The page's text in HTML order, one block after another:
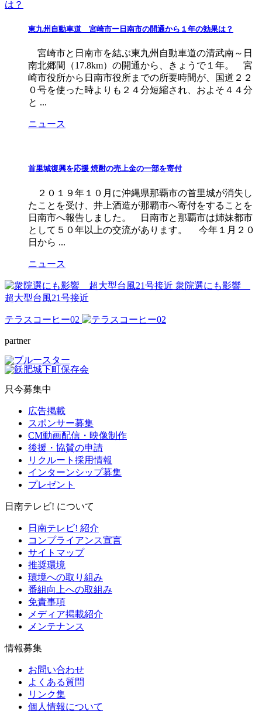
東九州自動車道 宮崎市ー日南市の開通から１年の効果は？
宮崎市と日南市を結ぶ東九州自動車道の清武南～日
南北郷間（17.8km）の開通から、きょうで１年。 宮
崎市役所から日南市役所までの所要時間が、国道２２
０号を使った時よりも２４分短縮され、およそ４４分
と ...
ニュース
首里城復興を応援 焼酎の売上金の一部を寄付
２０１９年１０月に沖縄県那覇市の首里城が消失し
たことを受け、井上酒造が那覇市へ寄付をすることを
日南市へ報告しました。 日南市と那覇市は姉妹都市
として５０年以上の交流があります。 今年１月２０
日から ...
ニュース
衆院選にも影響
超大型台風21号接近
テラスコーヒー02
partner
只今募集中
広告掲載
スポンサー募集
CM動画配信・映像制作
後援・協賛の申請
リクルート採用情報
インターンシップ募集
プレゼント
日南テレビ! について
日南テレビ! 紹介
コンプライアンス宣言
サイトマップ
推奨環境
環境への取り組み
番組向上への取組み
免責事項
メディア掲載紹介
メンテナンス
情報募集
お問い合わせ
よくある質問
リンク集
個人情報について